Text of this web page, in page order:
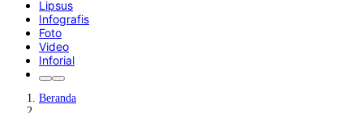
Lipsus
Infografis
Foto
Video
Inforial
Beranda